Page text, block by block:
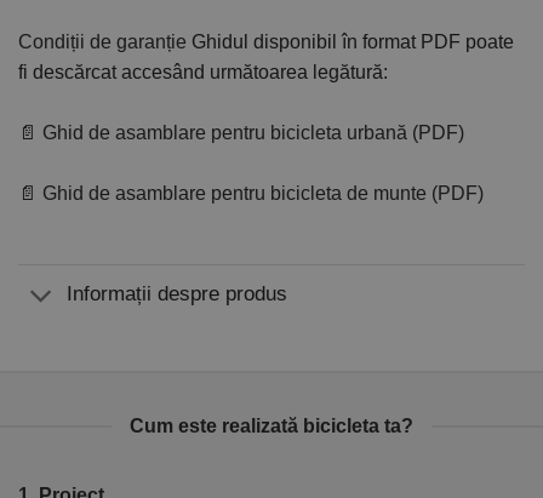
Condiții de garanție Ghidul disponibil în format PDF poate
fi descărcat accesând următoarea legătură:
📄 Ghid de asamblare pentru bicicleta urbană (PDF)
📄 Ghid de asamblare pentru bicicleta de munte (PDF)
Informații despre produs
Cum este realizată bicicleta ta?